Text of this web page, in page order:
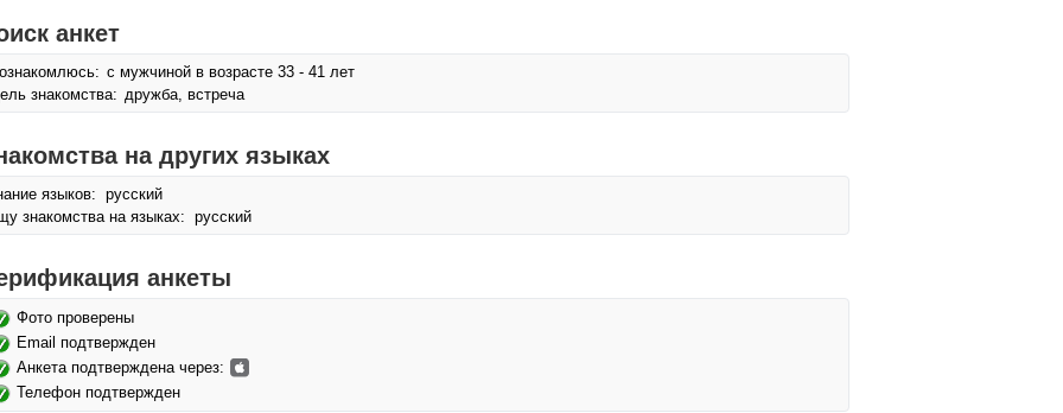
анкет
с мужчиной в возрасте 33 - 41 лет
знакомства: дружба, встреча
на других языках
языков: русский
знакомства на языках: русский
анкеты
Фото проверены
Email подтвержден
Анкета подтверждена через:
Телефон подтвержден